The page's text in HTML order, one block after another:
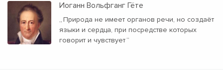
Иоганн Вольфганг Гёте
„Природа не имеет органов речи, но создаёт
языки и сердца, при посредстве которых
говорит и чувствует“